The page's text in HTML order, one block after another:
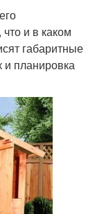
и в каком
габаритные
и планировка